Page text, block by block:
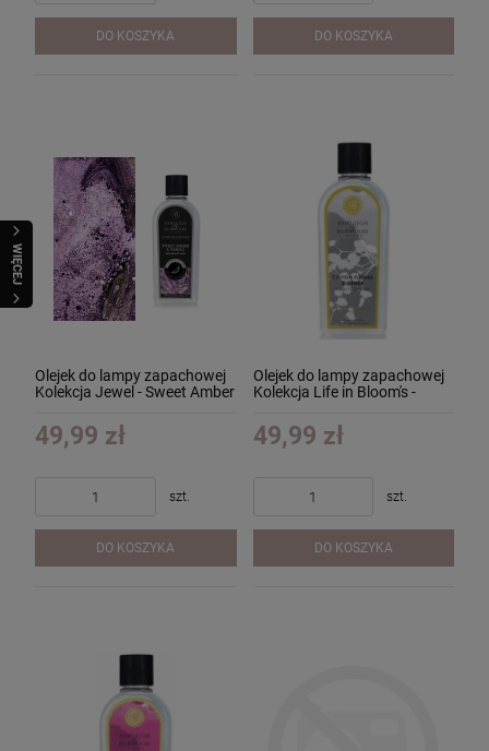
WIĘCEJ
DO KOSZYKA DO KOSZYKA
Olejek do lampy zapachowej
Kolekcja Jewel - Sweet Amber
Neroli 250ml
49,99 zł
szt.
DO KOSZYKA
Olejek do lampy zapachowej
Kolekcja Life in Bloom's -
250ml
49,99 zł
szt.
DO KOSZYKA